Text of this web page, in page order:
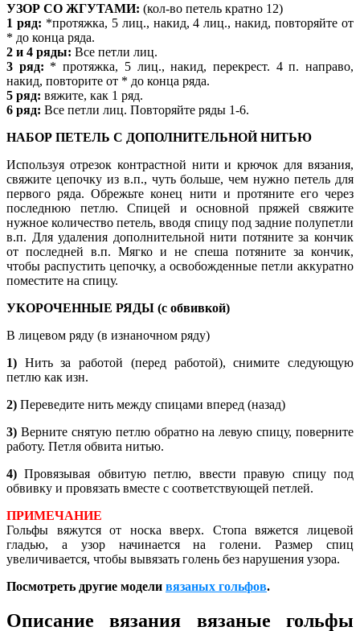
УЗОР СО ЖГУТАМИ: (кол-во петель кратно 12)
1 ряд: *протяжка, 5 лиц., накид, 4 лиц., накид, повторяйте от
* до конца ряда.
2 и 4 ряды: Все петли лиц.
3 ряд: * протяжка, 5 лиц., накид, перекрест. 4 п. направо,
накид, повторите от * до конца ряда.
5 ряд: вяжите, как 1 ряд.
6 ряд: Все петли лиц. Повторяйте ряды 1-6.
НАБОР ПЕТЕЛЬ С ДОПОЛНИТЕЛЬНОЙ НИТЬЮ
Используя отрезок контрастной нити и крючок для вязания,
свяжите цепочку из в.п., чуть больше, чем нужно петель для
первого ряда. Обрежьте конец нити и протяните его через
последнюю петлю. Спицей и основной пряжей свяжите
нужное количество петель, вводя спицу под задние полупетли
в.п. Для удаления дополнительной нити потяните за кончик
от последней в.п. Мягко и не спеша потяните за кончик,
чтобы распустить цепочку, а освобожденные петли аккуратно
поместите на спицу.
УКОРОЧЕННЫЕ РЯДЫ (с обвивкой)
В лицевом ряду (в изнаночном ряду)
1) Нить за работой (перед работой), снимите следующую
петлю как изн.
2) Переведите нить между спицами вперед (назад)
3) Верните снятую петлю обратно на левую спицу, поверните
работу. Петля обвита нитью.
4) Провязывая обвитую петлю, ввести правую спицу под
обвивку и провязать вместе с соответствующей петлей.
ПРИМЕЧАНИЕ
Гольфы вяжутся от носка вверх. Стопа вяжется лицевой
гладью, а узор начинается на голени. Размер спиц
увеличивается, чтобы вывязать голень без нарушения узора.
Посмотреть другие модели вязаных гольфов.
Описание вязания вязаные гольфы